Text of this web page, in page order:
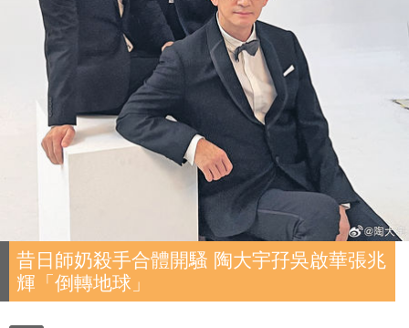
昔日師奶殺手合體開騷 陶大宇孖吳啟華張兆
輝「倒轉地球」